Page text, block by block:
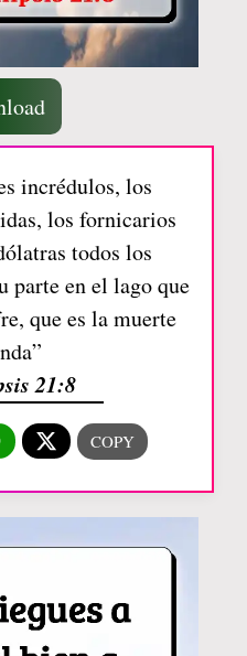
incrédulos, los
los fornicarios
todos los
parte en el lago que
que es la muerte
21:8